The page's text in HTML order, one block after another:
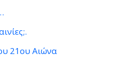
21ου Αιώνα